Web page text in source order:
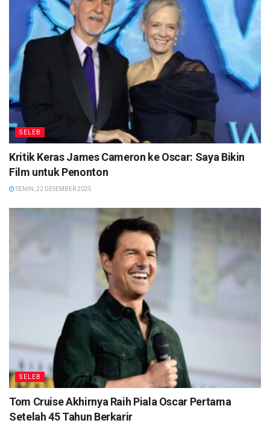
SELEB
Kritik Keras James Cameron ke Oscar: Saya Bikin
Film untuk Penonton
SENIN, 22 DESEMBER 2025
SELEB
Tom Cruise Akhirnya Raih Piala Oscar Pertama
Setelah 45 Tahun Berkarir